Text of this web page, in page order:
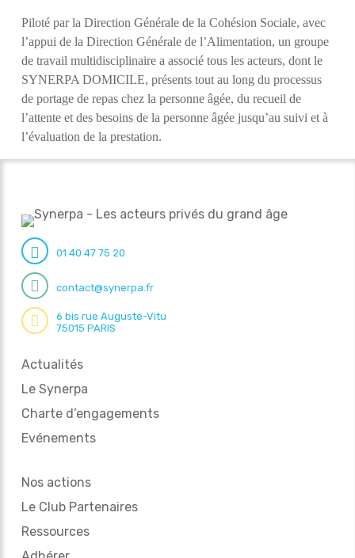
Piloté par la Direction Générale de la Cohésion Sociale, avec
l’appui de la Direction Générale de l’Alimentation, un groupe
de travail multidisciplinaire a associé tous les acteurs, dont le
SYNERPA DOMICILE, présents tout au long du processus
de portage de repas chez la personne âgée, du recueil de
l’attente et des besoins de la personne âgée jusqu’au suivi et à
l’évaluation de la prestation.
01 40 47 75 20
contact@synerpa.fr
6 bis rue Auguste-Vitu
75015 PARIS
Actualités
Le Synerpa
Charte d’engagements
Evénements
Nos actions
Le Club Partenaires
Ressources